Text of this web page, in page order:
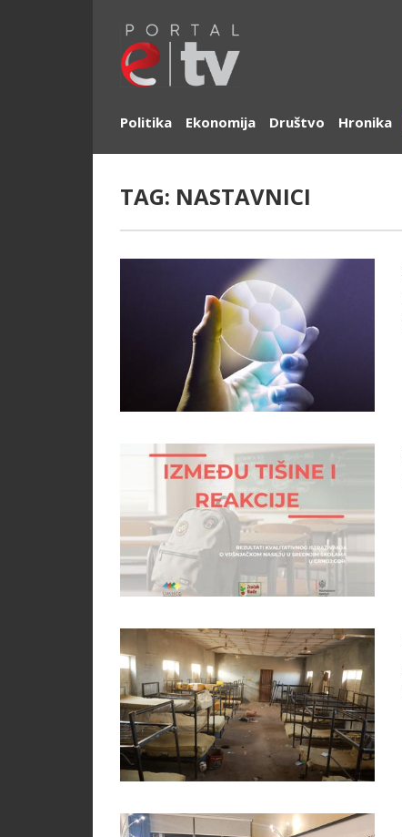
Politika Ekonomija Društvo Hronika
TAG: NASTAVNICI